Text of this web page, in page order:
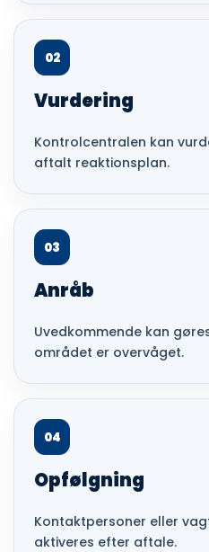
02
Vurdering
Kontrolcentralen kan
aftalt reaktionsplan.
03
Anråb
Uvedkommende kan
området er overvåget.
04
Opfølgning
Kontaktpersoner eller
aktiveres efter aftale.